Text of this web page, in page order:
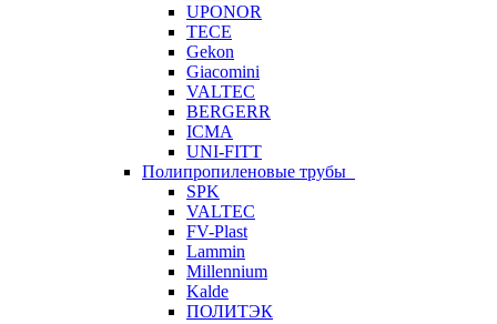
UPONOR
TECE
Gekon
Giacomini
VALTEC
BERGERR
ICMA
UNI-FITT
Полипропиленовые трубы
SPK
VALTEC
FV-Plast
Lammin
Millennium
Kalde
ПОЛИТЭК